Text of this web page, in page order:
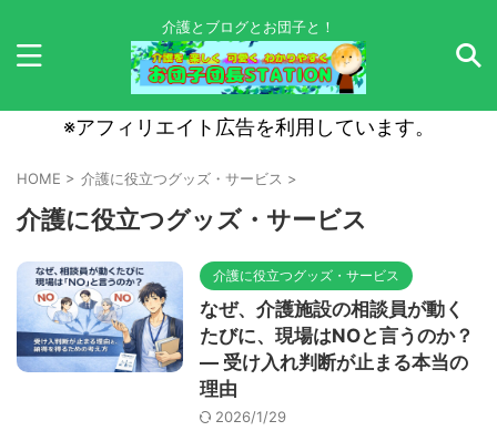
介護とブログとお団子と！
※アフィリエイト広告を利用しています。
HOME > 介護に役立つグッズ・サービス >
介護に役立つグッズ・サービス
介護に役立つグッズ・サービス
なぜ、介護施設の相談員が動く
たびに、現場はNOと言うのか？
― 受け入れ判断が止まる本当の
理由
2026/1/29